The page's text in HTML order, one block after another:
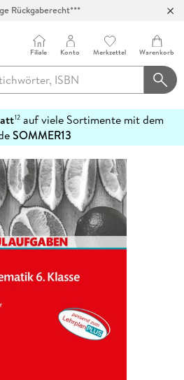
Rückgaberecht***
Filiale Konto Merkzettel Warenkorb
12auf viele Sortimente mit dem
SOMMER13